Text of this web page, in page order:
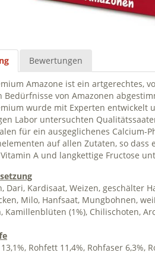
Bewertungen
Amazone ist ein artgerechtes,
Bedürfnisse von Amazonen
wurde mit Experten
Labor untersuchten
für ein ausgeglichenes Calcium-
auf allen Zutaten, so
A und langkettige Fructose
Dari, Kardisaat, Weizen, geschälter
Milo, Hanfsaat, Mungbohnen,
Kamillenblüten (1%), Chilischoten,
Rohfett 11,4%, Rohfaser 6,3%,